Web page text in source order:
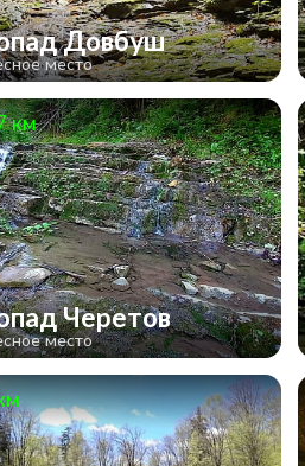
Довбуш
место
км
Черетов
место